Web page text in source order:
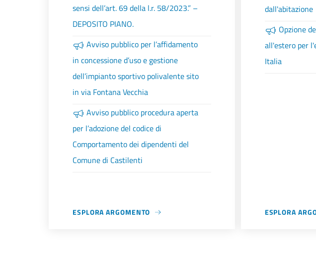
sensi dell’art. 69 della l.r. 58/2023.” –
DEPOSITO PIANO.
Avviso pubblico per l’affidamento
in concessione d’uso e gestione
dell’impianto sportivo polivalente sito
in via Fontana Vecchia
Avviso pubblico procedura aperta
per l’adozione del codice di
Comportamento dei dipendenti del
Comune di Castilenti
ESPLORA ARGOMENTO
dall'abitazione
Opzione
all'estero per
Italia
ESPLORA